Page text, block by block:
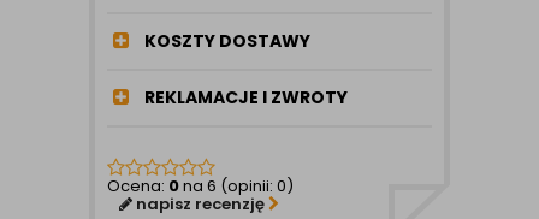
KOSZTY DOSTAWY
REKLAMACJE I ZWROTY
Ocena: 0na 6 (opinii: 0)
napisz recenzję